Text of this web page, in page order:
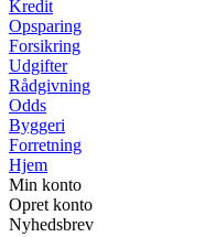
Kredit
Opsparing
Forsikring
Udgifter
Rådgivning
Odds
Byggeri
Forretning
Hjem
Min konto
Opret konto
Nyhedsbrev